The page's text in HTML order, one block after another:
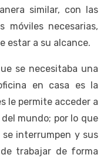
similar, con las
móviles necesarias,
estar a su alcance.
se necesitaba una
en casa es la
le permite acceder a
mundo; por lo que
interrumpen y sus
trabajar de forma